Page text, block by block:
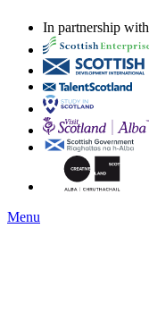
In partnership with
Menu